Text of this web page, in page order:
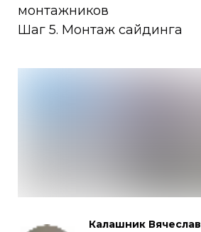
монтажников
Шаг 5. Монтаж сайдинга
Калашник Вячеслав